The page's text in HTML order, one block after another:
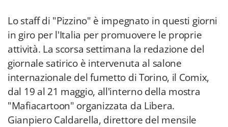
Lo staff di "Pizzino" è impegnato in questi giorni
in giro per l'Italia per promuovere le proprie
attività. La scorsa settimana la redazione del
giornale satirico è intervenuta al salone
internazionale del fumetto di Torino, il Comix,
dal 19 al 21 maggio, all'interno della mostra
"Mafiacartoon" organizzata da Libera.
Gianpiero Caldarella, direttore del mensile